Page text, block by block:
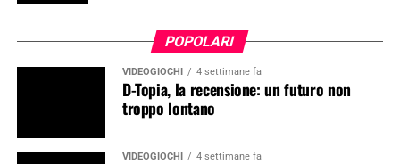
POPOLARI
VIDEOGIOCHI 4 settimane fa
D-Topia, la recensione: un futuro non
troppo lontano
VIDEOGIOCHI 4 settimane fa